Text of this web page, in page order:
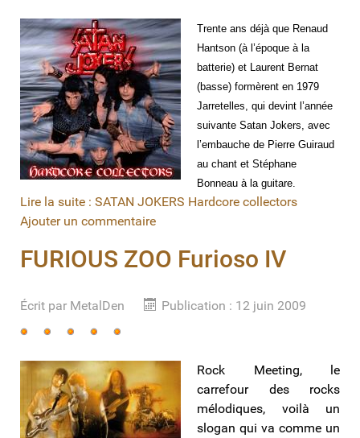
Trente ans déjà que Renaud
Hantson (à l’époque à la
batterie) et Laurent Bernat
(basse) formèrent en 1979
Jarretelles, qui devint l’année
suivante Satan Jokers, avec
l’embauche de Pierre Guiraud
au chant et Stéphane
Bonneau à la guitare.
Lire la suite : SATAN JOKERS Hardcore collectors
Ajouter un commentaire
FURIOUS ZOO Furioso IV
Écrit par MetalDen
Publication : 12 juin 2009
Vote
Rock Meeting, le
carrefour des rocks
mélodiques, voilà un
slogan qui va comme un